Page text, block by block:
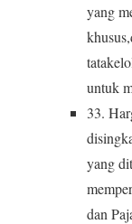
yang
untuk
33.
yang
dan